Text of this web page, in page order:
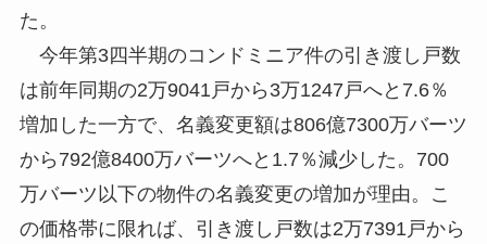
た。
今年第3四半期のコンドミニア件の引き渡し戸数
は前年同期の2万9041戸から3万1247戸へと7.6％
増加した一方で、名義変更額は806億7300万バーツ
から792億8400万バーツへと1.7％減少した。700
万バーツ以下の物件の名義変更の増加が理由。こ
の価格帯に限れば、引き渡し戸数は2万7391戸から